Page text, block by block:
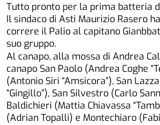
Tutto pronto per la prima batteria
Il sindaco di Asti Maurizio Rasero
correre il Palio al capitano
suo gruppo.
Al canapo, alla mossa di Andrea
canapo San Paolo (Andrea Coghe
(Antonio Siri “Amsicora”), San
“Gingillo”), San Silvestro (Carlo
Baldichieri (Mattia Chiavassa
(Adrian Topalli) e Montechiaro